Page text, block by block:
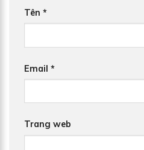
Tên *
Email *
Trang web